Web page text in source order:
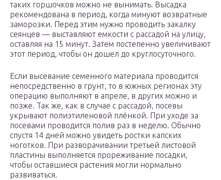
таких горшочков можно не вынимать. Высадка
рекомендована в период, когда минуют возвратные
заморозки. Перед этим нужно проводить закалку
сеянцев — выставляют емкости с рассадой на улицу,
оставляя на 15 минут. Затем постепенно увеличивают
этот период, чтобы он дошел до круглосуточного.
Если высевание семенного материала проводится
непосредственно в грунт, то в южных регионах эту
операцию выполняют в апреле, в других можно и
позже. Так же, как в случае с рассадой, посевы
укрывают полиэтиленовой плёнкой. При уходе за
посевами проводится полив раз в неделю. Обычно
спустя 14 дней можно увидеть ростки капских
ноготков. При разворачивании третьей листовой
пластины выполняется прореживание посадки,
чтобы оставшиеся растения могли нормально
развиваться.